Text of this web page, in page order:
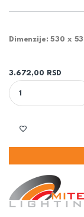
Dimenzije: 530 x
3.672,00
RSD
BELA